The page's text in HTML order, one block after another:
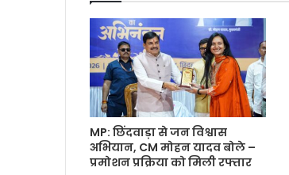
MP: छिंदवाड़ा से जन विश्वास
अभियान, CM मोहन यादव बोले –
प्रमोशन प्रक्रिया को मिली रफ्तार